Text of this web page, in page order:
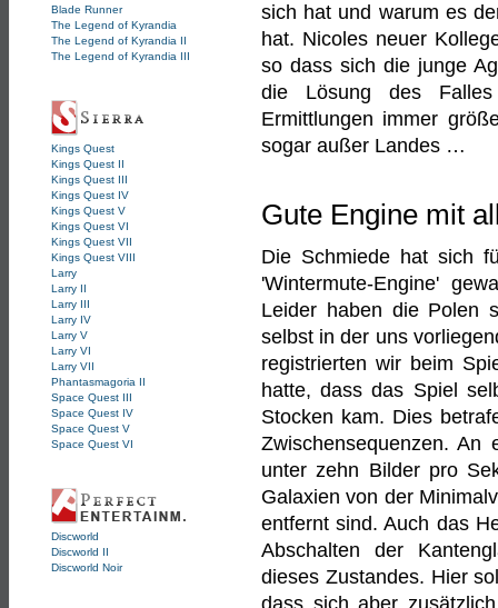
Blade Runner
The Legend of Kyrandia
The Legend of Kyrandia II
The Legend of Kyrandia III
Kings Quest
Kings Quest II
Kings Quest III
Kings Quest IV
Kings Quest V
Kings Quest VI
Kings Quest VII
Kings Quest VIII
Larry
Larry II
Larry III
Larry IV
Larry V
Larry VI
Larry VII
Phantasmagoria II
Space Quest III
Space Quest IV
Space Quest V
Space Quest VI
Discworld
Discworld II
Discworld Noir
sich hat und warum es
hat. Nicoles neuer
so dass sich die junge
die Lösung des
Ermittlungen immer
sogar außer Landes …
Gute Engine mit
Die Schmiede hat sich
'Wintermute-Engine'
Leider haben die Polen
selbst in der uns
registrierten wir beim
hatte, dass das Spiel
Stocken kam. Dies
Zwischensequenzen. An
unter zehn Bilder pro
Galaxien von der
entfernt sind. Auch das
Abschalten der
dieses Zustandes. Hier
dass sich aber